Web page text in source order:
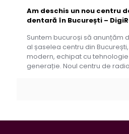
Am deschis un nou centru
dentară în București –
Suntem bucuroși să anunțăm
al șaselea centru din
modern, echipat cu
generație. Noul centru de